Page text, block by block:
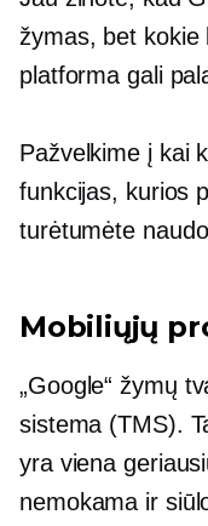
žymas, bet kokie
platforma gali
Pažvelkime į kai
funkcijas, kurios
turėtumėte
Mobiliųjų
„Google“ žymų
sistema (TMS).
yra viena
nemokama ir